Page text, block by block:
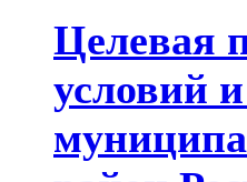
Целевая
условий